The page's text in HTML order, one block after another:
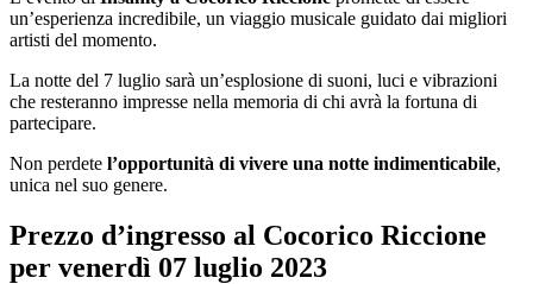
un’esperienza incredibile, un viaggio musicale guidato dai migliori
artisti del momento.
La notte del 7 luglio sarà un’esplosione di suoni, luci e vibrazioni
che resteranno impresse nella memoria di chi avrà la fortuna di
partecipare.
Non perdete l’opportunità di vivere una notte indimenticabile,
unica nel suo genere.
Prezzo d’ingresso al Cocorico Riccione
per venerdì 07 luglio 2023